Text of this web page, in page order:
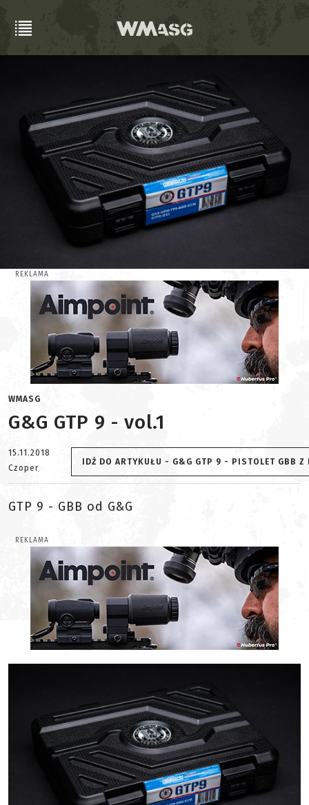
REKLAMA
WMASG
G&G GTP 9 - vol.1
15.11.2018
Czoper
IDŹ DO ARTYKUŁU - G&G GTP 9 - PISTOLET GBB Z
GTP 9 - GBB od G&G
REKLAMA